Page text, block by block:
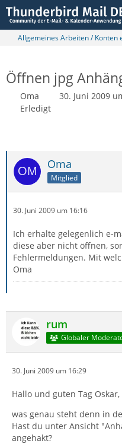
Allgemeines Arbeiten / Konten
Öffnen jpg
Oma 30. Juni 2009
Erledigt
Oma
Mitglied
30. Juni 2009 um 16:16
Ich erhalte gelegenlich e-
diese aber nicht öffnen,
Fehlermeldungen. Mit
Oma
rum
Globaler
30. Juni 2009 um 16:29
Hallo und guten Tag Oskar,
was genau steht denn in
Hast du unter Ansicht
angehakt?